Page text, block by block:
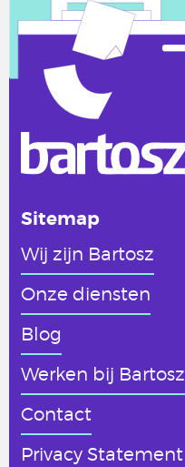
Sitemap
Wij zijn Bartosz
Onze diensten
Blog
Werken bij Bartosz
Contact
Privacy Statement